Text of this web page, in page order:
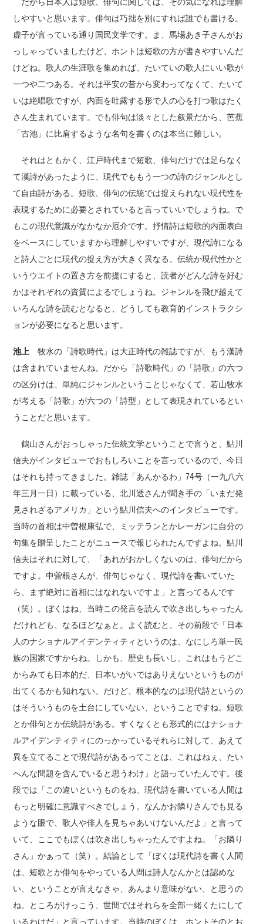
しやすいと思います。俳句は巧拙を別にすれば誰でも書ける。
虚子が言っている通り国民文学です。ま、馬場あき子さんがお
っしゃっていましたけど、ホントは短歌の方が書きやすいんだ
けどね。歌人の生涯歌を集めれば、たいていの歌人にいい歌が
一つや二つある。それは平安の昔から変わってなくて、たいて
いは絶唱歌ですが、内面を吐露する形で人の心を打つ歌はたく
さん生まれています。でも俳句は淡々とした叙景だから、芭蕉
「古池」に比肩するような名句を書くのは本当に難しい。
それはともかく、江戸時代まで短歌、俳句だけでは足らなく
て漢詩があったように、現代でももう一つの詩のジャンルとし
て自由詩がある。短歌、俳句の伝統では捉えられない現代性を
表現するために必要とされていると言っていいでしょうね。で
もこの現代意識がなかなか厄介です。抒情詩は短歌的内面表白
をベースにしていますから理解しやすいですが、現代詩になる
と詩人ごとに現代の捉え方が大きく異なる。伝統か現代性かと
いうウエイトの置き方を前提にすると、読者がどんな詩を好む
かはそれぞれの資質によるでしょうね。ジャンルを飛び越えて
いろんな詩を読むとなると、どうしても教育的インストラクシ
ョンが必要になると思います。
池上 牧水の「詩歌時代」は大正時代の雑誌ですが、もう漢詩
は含まれていませんね。だから「詩歌時代」の「詩歌」の六つ
の区分けは、単純にジャンルということじゃなくて、若山牧水
が考える「詩歌」が六つの「詩型」として表現されているとい
うことだと思います。
鶴山さんがおっしゃった伝統文学ということで言うと、鮎川
信夫がインタビューでおもしろいことを言っているので、今日
はそれも持ってきました。雑誌「あんかるわ」74号（一九八六
年三月一日）に載っている、北川透さんが聞き手の「いまだ発
見されざるアメリカ」という鮎川信夫へのインタビューです。
当時の首相は中曽根康弘で、ミッテランとかレーガンに自分の
句集を贈呈したことがニュースで報じられたんですよね。鮎川
信夫はそれに対して、「あれがおかしくないのは、俳句だから
ですよ。中曽根さんが、俳句じゃなく、現代詩を書いていた
ら、まず絶対に首相にはなれないですよ」と言ってるんです
（笑）。ぼくはね、当時この発言を読んで吹き出しちゃったん
だけれども、なるほどなぁと。よく読むと、その前段で「日本
人のナショナルアイデンティティというのは、なにしろ単一民
族の国家ですからね。しかも、歴史も長いし、これはもうどこ
からみても日本的だ、日本いがいではありえないというものが
出てくるかも知れない。だけど、根本的なのは現代詩というの
はそういうものを土台にしていない、ということですね。短歌
とか俳句とか伝統詩がある。すくなくとも形式的にはナショナ
ルアイデンティティにのっかっているそれらに対して、あえて
異を立てることで現代詩があるってことは、これはねぇ、たい
へんな問題を含んでいると思うわけ」と語っていたんです。後
段では「この違いというものをね、現代詩を書いている人間は
もっと明確に意識すべきでしょう。なんかお隣りさんでも見る
ような眼で、歌人や俳人を見ちゃあいけないんだよ」と言って
いて、ここでもぼくは吹き出しちゃったんですよね。「お隣り
さん」かぁって（笑）。結論として「ぼくは現代詩を書く人間
は、短歌とか俳句をやっている人間は詩人なんかとは認めな
い、ということが言えなきゃ、あんまり意味がない、と思うの
ね。ところがけっこう、世間ではそれらを全部一緒くたにして